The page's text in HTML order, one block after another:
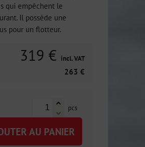
qui empêchent le
Il possède une
pour un flotteur.
319 € incl. VAT
263 €
pcs
AU PANIER